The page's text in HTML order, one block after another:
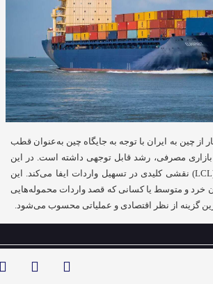
از چین به ایران با توجه به جایگاه چین به‌عنوان قطب
بازاری مصرفی، رشد قابل توجهی داشته است. در این
میان، حمل خرده بار دریایی (LCL) نقشی کلیدی در تسهیل واردات ایفا می‌کند. این
خرد و متوسط یا کسانی که قصد واردات محموله‌هایی
گزینه از نظر اقتصادی و عملیاتی محسوب می‌شود.